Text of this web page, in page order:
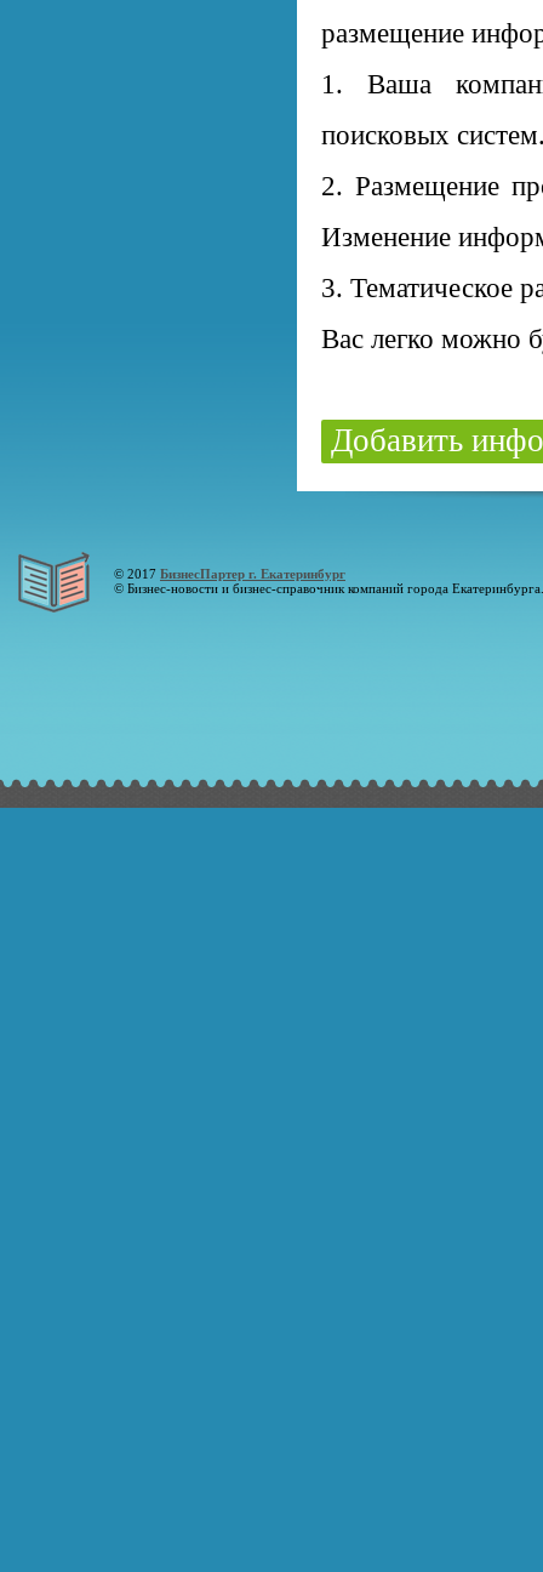
размещение
1. Ваша
поисковых
2. Размещение
Изменение
3. Тематическое
Вас легко можно
Добавить
© 2017 БизнесПартер г. Екатеринбург
© Бизнес-новости и бизнес-справочник компаний города